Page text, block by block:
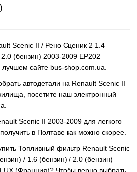
Scenic II / Рено Сценик 2 1.4
(бензин) 2003-2009 EP202
сайте bus-shop.com.ua.
автодетали на Renault Scenic II
посетите наш электронный
Scenic II 2003-2009 для легкого
в Полтаве как можно скорее.
Топливный фильтр Renault Scenic
/ 1.6 (бензин) / 2.0 (бензин)
(Франция)? Чтобы верно выбрать